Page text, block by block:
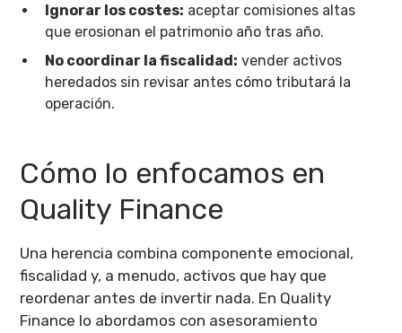
Ignorar los costes: aceptar comisiones altas
que erosionan el patrimonio año tras año.
No coordinar la fiscalidad: vender activos
heredados sin revisar antes cómo tributará la
operación.
Cómo lo enfocamos en
Quality Finance
Una herencia combina componente emocional,
fiscalidad y, a menudo, activos que hay que
reordenar antes de invertir nada. En Quality
Finance lo abordamos con asesoramiento